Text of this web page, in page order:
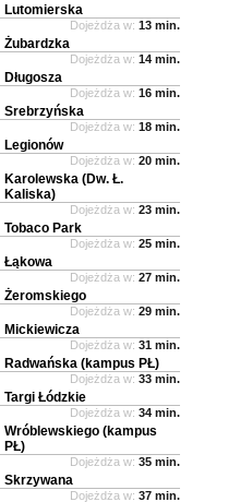
Lutomierska
Dojeżdża w: 13 min.
Żubardzka
Dojeżdża w: 14 min.
Długosza
Dojeżdża w: 16 min.
Srebrzyńska
Dojeżdża w: 18 min.
Legionów
Dojeżdża w: 20 min.
Karolewska (Dw. Ł.
Kaliska)
Dojeżdża w: 23 min.
Tobaco Park
Dojeżdża w: 25 min.
Łąkowa
Dojeżdża w: 27 min.
Żeromskiego
Dojeżdża w: 29 min.
Mickiewicza
Dojeżdża w: 31 min.
Radwańska (kampus PŁ)
Dojeżdża w: 33 min.
Targi Łódzkie
Dojeżdża w: 34 min.
Wróblewskiego (kampus
PŁ)
Dojeżdża w: 35 min.
Skrzywana
Dojeżdża w: 37 min.